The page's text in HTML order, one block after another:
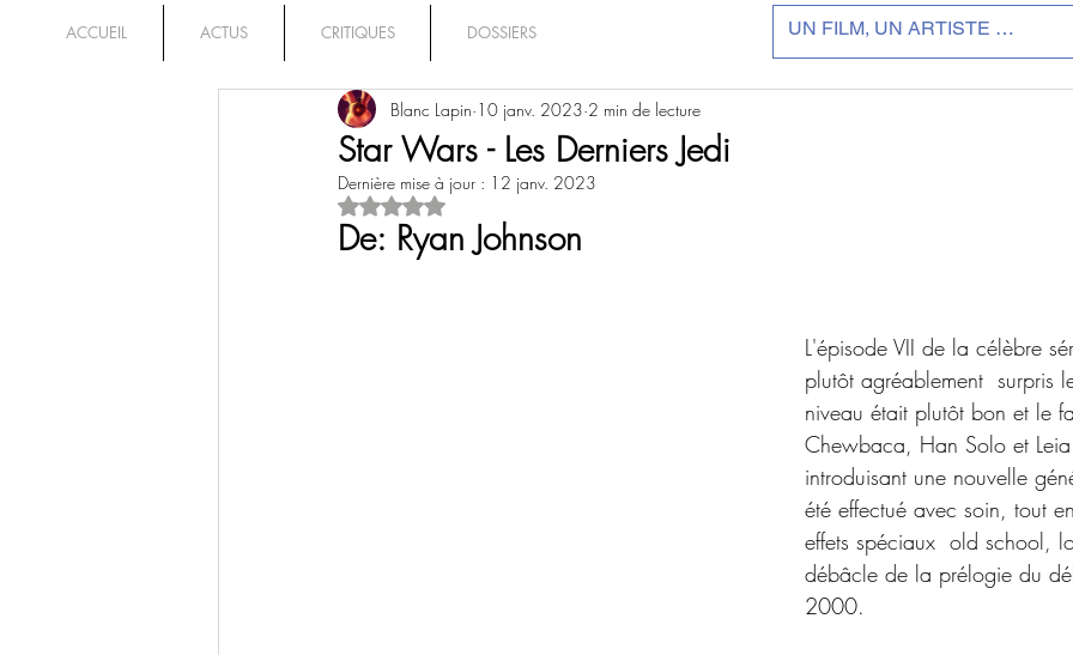
ACCUEIL ACTUS CRITIQUES DOSSIERS
Star Wars - Les Derniers Jedi
Blanc Lapin 10 janv. 2023 2 min de lecture
Dernière mise à jour : 12 janv. 2023
Noté NaN étoiles sur 5.
De: Ryan Johnson
L'épisode VII de la célèbre
plutôt agréablement  surpris
niveau était plutôt bon et le
Chewbaca, Han Solo et
introduisant une nouvelle
été effectué avec soin, tout
effets spéciaux  old school,
débâcle de la prélogie du
2000.